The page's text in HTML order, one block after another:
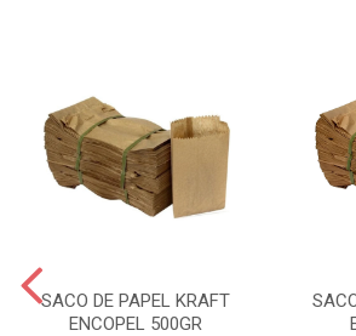
SACO DE PAPEL KRAFT
ENCOPEL 500GR